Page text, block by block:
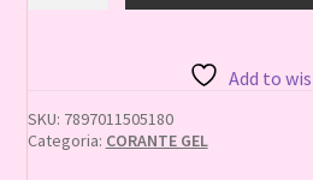
quantidade
Add to
SKU: 7897011505180
Categoria: CORANTE GEL